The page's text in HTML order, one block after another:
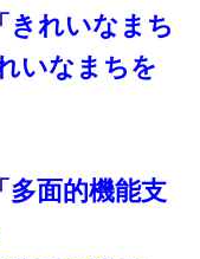
れいなまち
いなまちを
面的機能支